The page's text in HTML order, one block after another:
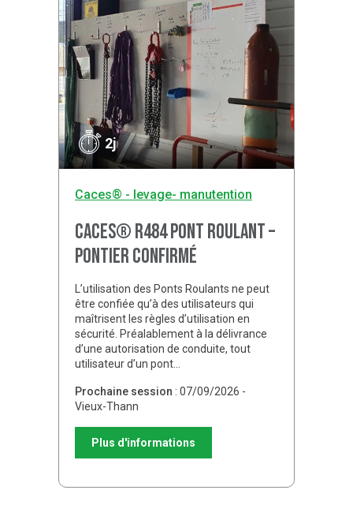
2j
Caces® - levage- manutention
CACES® R484 Pont Roulant –
Pontier confirmé
L’utilisation des Ponts Roulants ne peut
être confiée qu’à des utilisateurs qui
maîtrisent les règles d’utilisation en
sécurité. Préalablement à la délivrance
d’une autorisation de conduite, tout
utilisateur d’un pont…
Prochaine session : 07/09/2026 -
Vieux-Thann
Plus d'informations